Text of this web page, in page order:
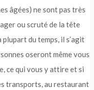
âgées) ne sont pas très
ou scruté de la tête
du temps, il s’agit
oseront même vous
ce qui vous y attire et si
transports, au restaurant